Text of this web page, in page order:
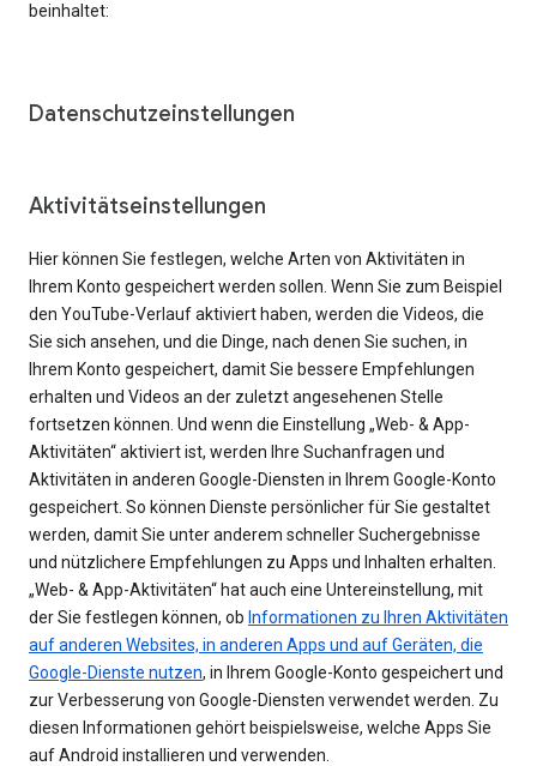
beinhaltet:
Datenschutzeinstellungen
Aktivitätseinstellungen
Hier können Sie festlegen, welche Arten von Aktivitäten in
Ihrem Konto gespeichert werden sollen. Wenn Sie zum Beispiel
den YouTube-Verlauf aktiviert haben, werden die Videos, die
Sie sich ansehen, und die Dinge, nach denen Sie suchen, in
Ihrem Konto gespeichert, damit Sie bessere Empfehlungen
erhalten und Videos an der zuletzt angesehenen Stelle
fortsetzen können. Und wenn die Einstellung „Web- & App-
Aktivitäten“ aktiviert ist, werden Ihre Suchanfragen und
Aktivitäten in anderen Google-Diensten in Ihrem Google-Konto
gespeichert. So können Dienste persönlicher für Sie gestaltet
werden, damit Sie unter anderem schneller Suchergebnisse
und nützlichere Empfehlungen zu Apps und Inhalten erhalten.
„Web- & App-Aktivitäten“ hat auch eine Untereinstellung, mit
der Sie festlegen können, ob Informationen zu Ihren Aktivitäten
auf anderen Websites, in anderen Apps und auf Geräten, die
Google-Dienste nutzen, in Ihrem Google-Konto gespeichert und
zur Verbesserung von Google-Diensten verwendet werden. Zu
diesen Informationen gehört beispielsweise, welche Apps Sie
auf Android installieren und verwenden.